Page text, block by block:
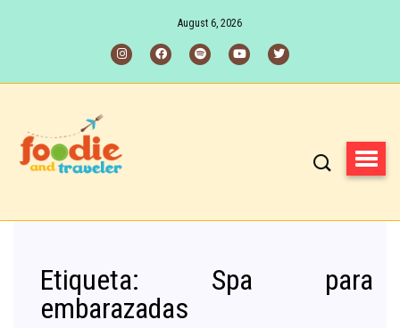
August 6, 2026
Etiqueta: Spa para
embarazadas